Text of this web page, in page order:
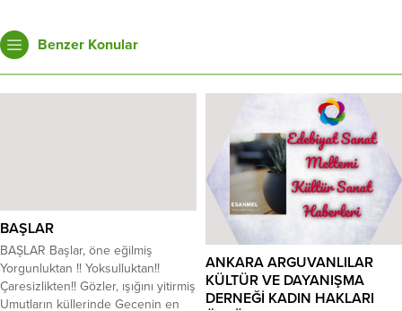
Benzer Konular
BAŞLAR
BAŞLAR Başlar, öne eğilmiş
Yorgunluktan !! Yoksulluktan!!
Çaresizlikten!! Gözler, ışığını yitirmiş
Umutların küllerinde Gecenin en
ANKARA ARGUVANLILAR
KÜLTÜR VE DAYANIŞMA
DERNEĞİ KADIN HAKLARI